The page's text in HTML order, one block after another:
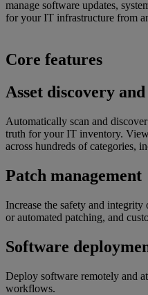
manage software updates,
for your IT infrastructure from
Core features
Asset discovery
Automatically scan and
truth for your IT inventory.
across hundreds of categories,
Patch management
Increase the safety and
or automated patching, and
Software
Deploy software remotely and
workflows.